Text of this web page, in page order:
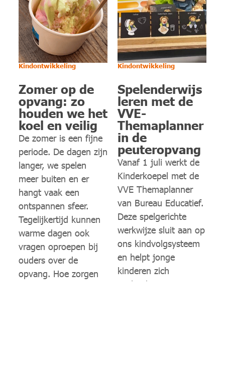
Kindontwikkeling
Zomer op de
opvang: zo
houden we het
koel en veilig
De zomer is een fijne
periode. De dagen zijn
langer, we spelen
meer buiten en er
hangt vaak een
ontspannen sfeer.
Tegelijkertijd kunnen
warme dagen ook
vragen oproepen bij
ouders over de
opvang. Hoe zorgen
Kindontwikkeling
Spelenderwijs
leren met de
VVE-
Themaplanner
in de
peuteropvang
Vanaf 1 juli werkt de
Kinderkoepel met de
VVE Themaplanner
van Bureau Educatief.
Deze spelgerichte
werkwijze sluit aan op
ons kindvolgsysteem
en helpt jonge
kinderen zich
spelenderwijs te